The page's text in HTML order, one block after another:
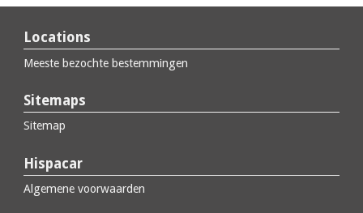
Locations
Meeste bezochte bestemmingen
Sitemaps
Sitemap
Hispacar
Algemene voorwaarden